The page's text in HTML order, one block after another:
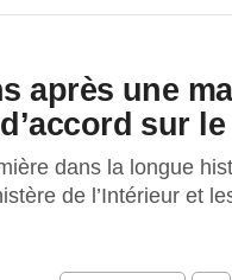
après une
sur
dans la longue
de l’Intérieur et